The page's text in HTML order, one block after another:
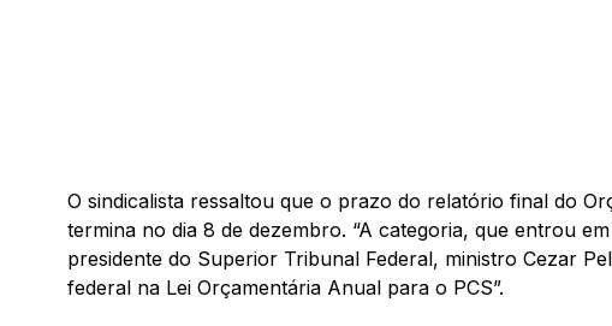
O sindicalista ressaltou que o prazo do relatório final do
termina no dia 8 de dezembro. “A categoria, que entrou
presidente do Superior Tribunal Federal, ministro Cezar
federal na Lei Orçamentária Anual para o PCS”.